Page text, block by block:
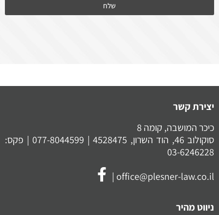
שלח
יצירת קשר
כיכר המושבה, קומה 8
סוקולוב 46, הוד השרון, 4528475 |
077-8044599 | פקס:
03-6246228
office@plesner-law.co.il
|
ניווט מהיר